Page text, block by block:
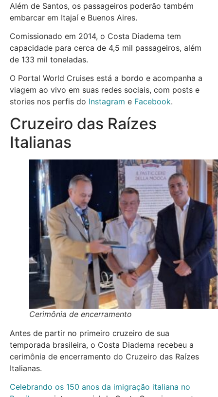
Além de Santos, os passageiros poderão também
embarcar em Itajaí e Buenos Aires.
Comissionado em 2014, o Costa Diadema tem
capacidade para cerca de 4,5 mil passageiros, além
de 133 mil toneladas.
O Portal World Cruises está a bordo e acompanha a
viagem ao vivo em suas redes sociais, com posts e
stories nos perfis do Instagram e Facebook.
Cruzeiro das Raízes
Italianas
Cerimônia de encerramento
Antes de partir no primeiro cruzeiro de sua
temporada brasileira, o Costa Diadema recebeu a
cerimônia de encerramento do Cruzeiro das Raízes
Italianas.
Celebrando os 150 anos da imigração italiana no